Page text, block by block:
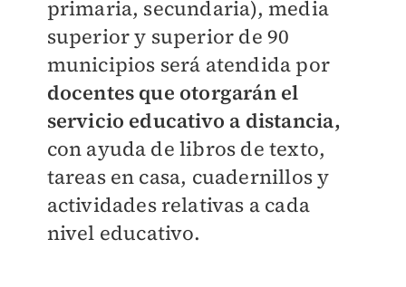
primaria, secundaria), media
superior y superior de 90
municipios será atendida por
docentes que otorgarán el
servicio educativo a distancia,
con ayuda de libros de texto,
tareas en casa, cuadernillos y
actividades relativas a cada
nivel educativo.